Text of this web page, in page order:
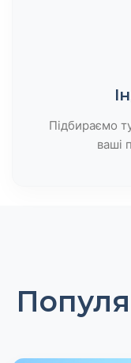
Підбираємо
ваші